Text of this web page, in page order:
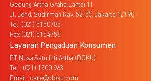
Gedung Artha Graha Lantai 11
Jl. Jend. Sudirman Kav. 52-53, Jakarta 12190
Tel. (021) 5150785,
Fax (021) 5154758
Layanan Pengaduan Konsumen
PT Nusa Satu Inti Artha (DOKU)
Tel : (021) 1500 963
Email : care@doku.com